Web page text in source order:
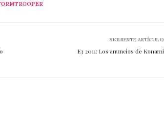
SIGUIENTE ARTÍCULO
E3 2011: Los anuncios de Konami